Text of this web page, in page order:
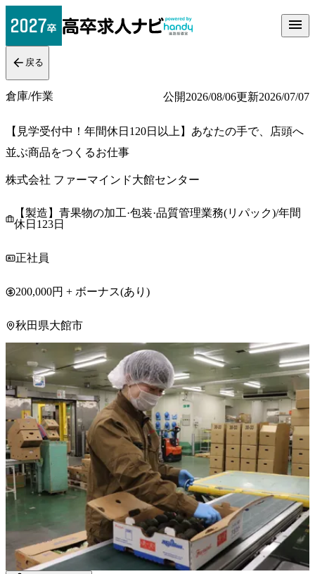
戻る
倉庫/作業 公開2026/08/06更新2026/07/07
【見学受付中！年間休日120日以上】あなたの手で、店頭へ
並ぶ商品をつくるお仕事
株式会社 ファーマインド大館センター
【製造】青果物の加工·包装·品質管理業務(リパック)/年間
休日123日
正社員
200,000円 + ボーナス(あり)
秋田県大館市